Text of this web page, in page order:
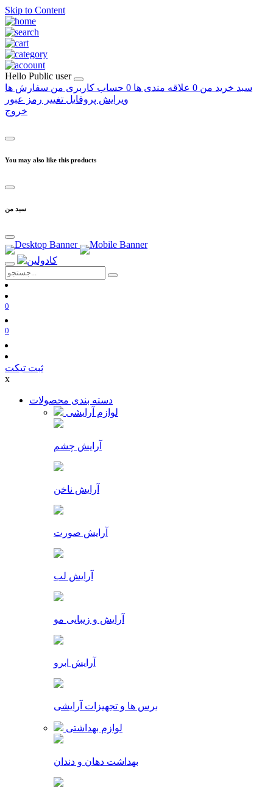
Skip to Content
Hello Public user
سبد خرید من 0 علاقه مندی ها 0 حساب کاربری من سفارش ها
ویرایش پروفایل تغییر رمز عبور
خروج
You may also like this products
سبد من
0
0
ثبت تیکت
x
دسته بندی محصولات
لوازم آرایشی
آرایش چشم
آرایش ناخن
آرایش صورت
آرایش لب
آرایش و زیبایی مو
آرایش ابرو
برس ها و تجهیزات آرایشی
لوازم بهداشتی
بهداشت دهان و دندان